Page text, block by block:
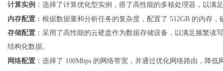
计算实例 ：选择了计算优化型实例，搭了高性能的多核处理器，以满
内存配置 ：根据数据量和分析任务的复杂度，配置了 512GB 的内存
存储配置 ：采用了高性能的云硬盘作为数据存储设备，以满足频繁
结构化数据。
网络配置 ：选择了 100Mbps 的网络带宽，并通过优化网络路由，降